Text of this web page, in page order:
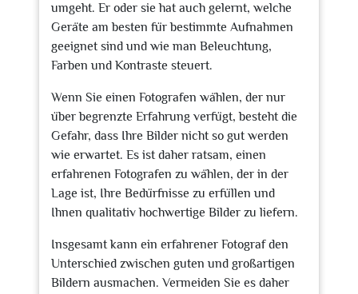
umgeht. Er oder sie hat auch gelernt, welche
Geräte am besten für bestimmte Aufnahmen
geeignet sind und wie man Beleuchtung,
Farben und Kontraste steuert.
Wenn Sie einen Fotografen wählen, der nur
über begrenzte Erfahrung verfügt, besteht die
Gefahr, dass Ihre Bilder nicht so gut werden
wie erwartet. Es ist daher ratsam, einen
erfahrenen Fotografen zu wählen, der in der
Lage ist, Ihre Bedürfnisse zu erfüllen und
Ihnen qualitativ hochwertige Bilder zu liefern.
Insgesamt kann ein erfahrener Fotograf den
Unterschied zwischen guten und großartigen
Bildern ausmachen. Vermeiden Sie es daher